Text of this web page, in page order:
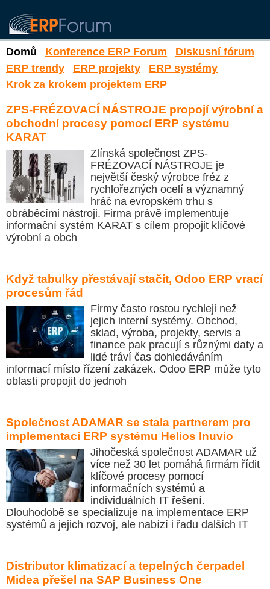
Domů Konference ERP Forum
Diskusní fórum
ERP trendy
ERP projekty
ERP systémy
Krok za krokem projektem ERP
ZPS-FRÉZOVACÍ NÁSTROJE propojí výrobní a
obchodní procesy pomocí ERP systému
KARAT
Zlínská společnost ZPS-
FRÉZOVACÍ NÁSTROJE je
největší český výrobce fréz z
rychlořezných ocelí a významný
hráč na evropském trhu s
obráběcími nástroji. Firma právě implementuje
informační systém KARAT s cílem propojit klíčové
výrobní a obch
Když tabulky přestávají stačit, Odoo ERP vrací
procesům řád
Firmy často rostou rychleji než
jejich interní systémy. Obchod,
sklad, výroba, projekty, servis a
finance pak pracují s různými daty a
lidé tráví čas dohledáváním
informací místo řízení zakázek. Odoo ERP může tyto
oblasti propojit do jednoh
Společnost ADAMAR se stala partnerem pro
implementaci ERP systému Helios Inuvio
Jihočeská společnost ADAMAR už
více než 30 let pomáhá firmám řídit
klíčové procesy pomocí
informačních systémů a
individuálních IT řešení.
Dlouhodobě se specializuje na implementace ERP
systémů a jejich rozvoj, ale nabízí i řadu dalších IT
Distributor klimatizací a tepelných čerpadel
Midea přešel na SAP Business One